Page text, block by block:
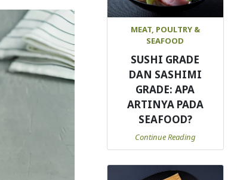
MEAT, POULTRY &
SEAFOOD
SUSHI GRADE
DAN SASHIMI
GRADE: APA
ARTINYA PADA
SEAFOOD?
Continue Reading